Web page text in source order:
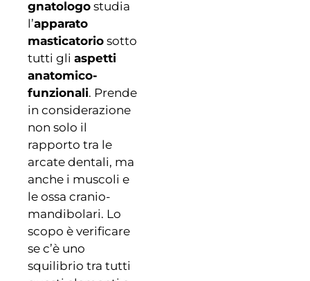
gnatologo studia
l’apparato
masticatorio sotto
tutti gli aspetti
anatomico-
funzionali. Prende
in considerazione
non solo il
rapporto tra le
arcate dentali, ma
anche i muscoli e
le ossa cranio-
mandibolari. Lo
scopo è verificare
se c’è uno
squilibrio tra tutti